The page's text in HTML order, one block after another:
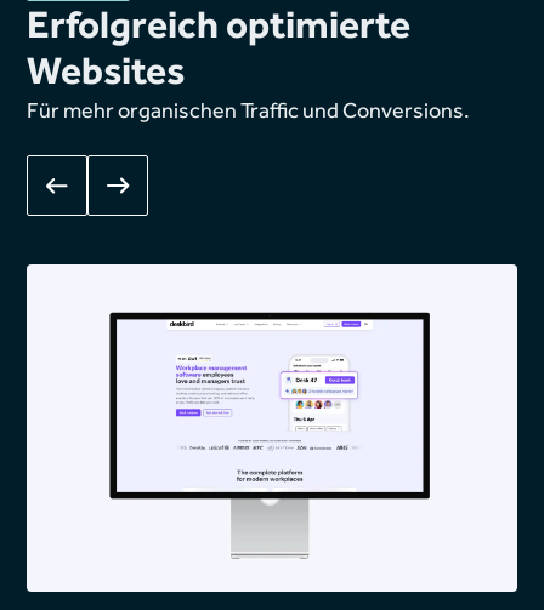
Erfolgreich optimierte
Websites
Für mehr organischen Traffic und Conversions.